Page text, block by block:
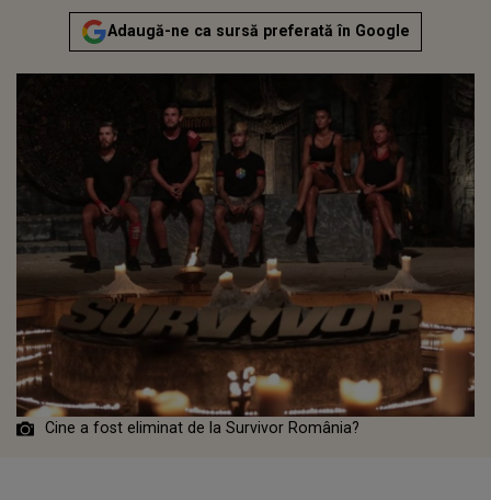
Adaugă-ne ca sursă preferată în Google
Cine a fost eliminat de la Survivor România?